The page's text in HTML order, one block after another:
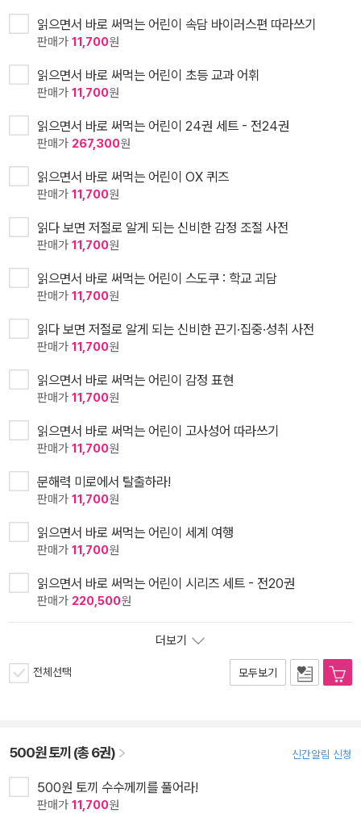
읽으면서 바로 써먹는 어린이 속담 바이러스편 따라쓰기
판매가 11,700원
읽으면서 바로 써먹는 어린이 초등 교과 어휘
판매가 11,700원
읽으면서 바로 써먹는 어린이 24권 세트 - 전24권
판매가 267,300원
읽으면서 바로 써먹는 어린이 OX 퀴즈
판매가 11,700원
읽다 보면 저절로 알게 되는 신비한 감정 조절 사전
판매가 11,700원
읽으면서 바로 써먹는 어린이 스도쿠 : 학교 괴담
판매가 11,700원
읽다 보면 저절로 알게 되는 신비한 끈기·집중·성취 사전
판매가 11,700원
읽으면서 바로 써먹는 어린이 감정 표현
판매가 11,700원
읽으면서 바로 써먹는 어린이 고사성어 따라쓰기
판매가 11,700원
문해력 미로에서 탈출하라!
판매가 11,700원
읽으면서 바로 써먹는 어린이 세계 여행
판매가 11,700원
읽으면서 바로 써먹는 어린이 시리즈 세트 - 전20권
판매가 220,500원
더보기
전체선택 모두보기
500원 토끼 (총 6권) 신간알림 신청
500원 토끼 수수께끼를 풀어라!
판매가 11,700원